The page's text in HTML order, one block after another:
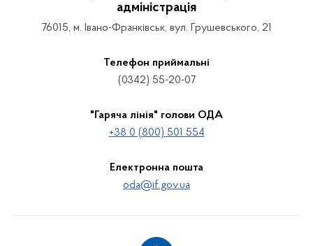
адміністрація
76015, м. Івано-Франківськ, вул. Грушевського, 21
Телефон приймальні
(0342) 55-20-07
"Гаряча лінія" голови ОДА
+38 0 (800) 501 554
Електронна пошта
oda@if.gov.ua